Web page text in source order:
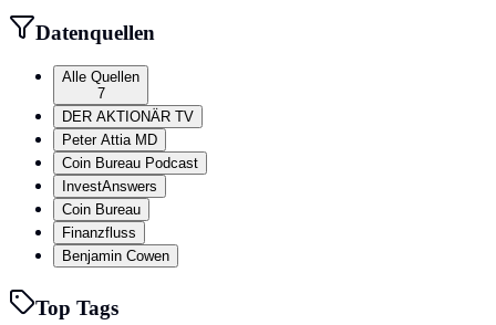
Datenquellen
Alle Quellen
7
DER AKTIONÄR TV
Peter Attia MD
Coin Bureau Podcast
InvestAnswers
Coin Bureau
Finanzfluss
Benjamin Cowen
Top Tags